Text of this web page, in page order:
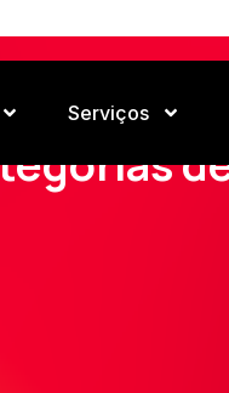
Serviços